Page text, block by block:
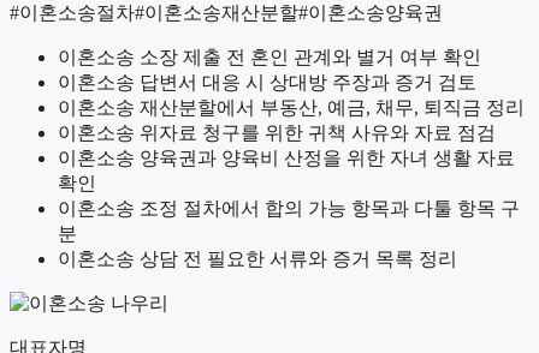
#이혼소송절차#이혼소송재산분할#이혼소송양육권
이혼소송 소장 제출 전 혼인 관계와 별거 여부 확인
이혼소송 답변서 대응 시 상대방 주장과 증거 검토
이혼소송 재산분할에서 부동산, 예금, 채무, 퇴직금 정리
이혼소송 위자료 청구를 위한 귀책 사유와 자료 점검
이혼소송 양육권과 양육비 산정을 위한 자녀 생활 자료
확인
이혼소송 조정 절차에서 합의 가능 항목과 다툴 항목 구
분
이혼소송 상담 전 필요한 서류와 증거 목록 정리
대표자명